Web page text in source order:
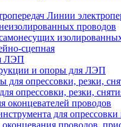
Линии
проводов
сцепная
ЛЭП
и опоры для ЛЭП
опрессовки, резки,
оконцевателей проводов
для опрессовки
проводов,